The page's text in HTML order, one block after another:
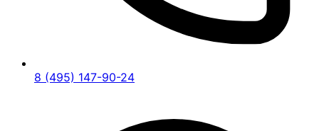
8 (495) 147-90-24